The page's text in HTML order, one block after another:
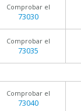
Comprobar el
73030
Comprobar el
73035
Comprobar el
73040